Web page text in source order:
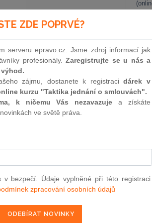
na provádění technického
dle autorizačního zákona.[4]
na stavební práce povinnost
tak neměl povinnost v zadávací
stanovit.
autorizace vyžadována, avšak
splněn, pokud právnická osoba,
potom mohl stavbu dozorovat
zákona zavedla povinnost „…
osobou oprávněnou podle
nad prováděním stavby
ZDE POPRVÉ?
serveru epravo.cz. Jsme zdroj informací jak
profesionály.Zaregistrujte se u nás a
zájmu, dostanete k registracidárek v
kurzu "Taktika jednání o smlouvách".
k ničemu Vás nezavazuje a získáte
ve světě práva.
bezpečí. Údaje vyplněné při této registraci
zpracování osobních údajů